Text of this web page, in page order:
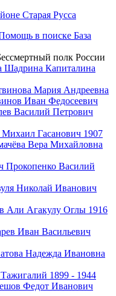
Старая Русса
в поиске База
полк России
Шадрина Капиталина
Мария Андреевна
Иван Федосеевич
Василий Петрович
Михаил Гасанович 1907
Вера Михайловна
Прокопенко Василий
Николай Иванович
Али Агакулу Оглы 1916
Иван Васильевич
Надежда Ивановна
Тажигалий 1899 - 1944
Федот Иванович